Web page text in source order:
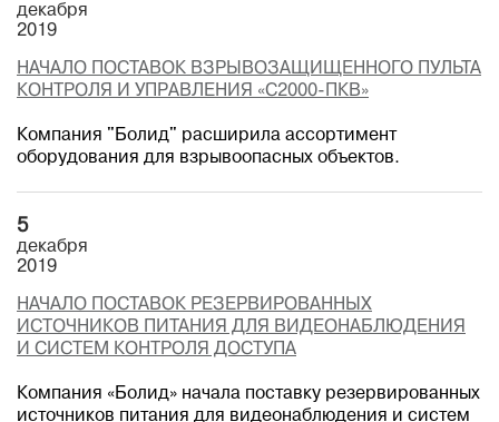
декабря
2019
НАЧАЛО ПОСТАВОК ВЗРЫВОЗАЩИЩЕННОГО ПУЛЬТА
КОНТРОЛЯ И УПРАВЛЕНИЯ «С2000-ПКВ»
Компания "Болид" расширила ассортимент
оборудования для взрывоопасных объектов.
5
декабря
2019
НАЧАЛО ПОСТАВОК РЕЗЕРВИРОВАННЫХ
ИСТОЧНИКОВ ПИТАНИЯ ДЛЯ ВИДЕОНАБЛЮДЕНИЯ
И СИСТЕМ КОНТРОЛЯ ДОСТУПА
Компания «Болид» начала поставку резервированных
источников питания для видеонаблюдения и систем